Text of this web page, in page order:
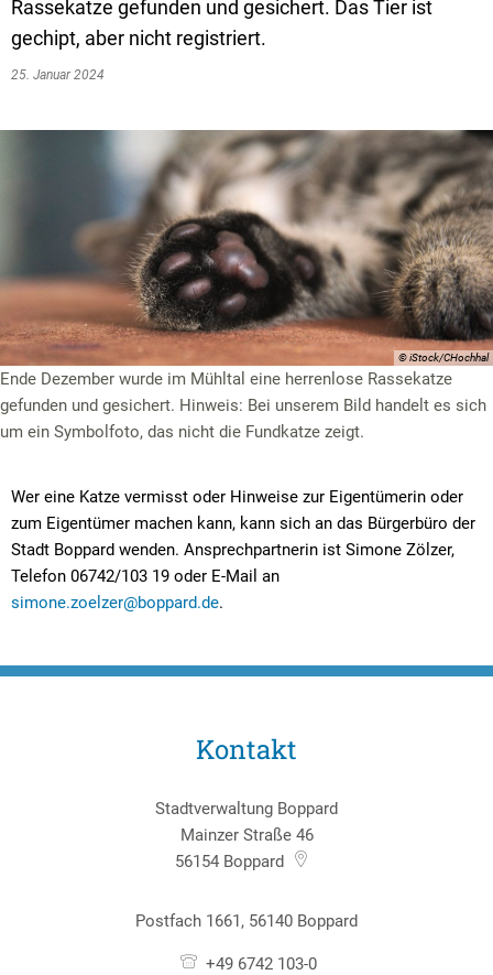
Livestream Sitzungen auf Youtube
Baugrundstücke
Wiederkehrende Straßenausbaubeiträge
Gewerbe-Anmeldung/Ummeldung/
Gewerberegisterauskunft
Grundsteuerreform
Haushaltsplan
Satzungen und Richtlinien
Vereine und
Bücher-Shop
Anlegezeiten
Rassekatze gefunden und gesichert. Das Tier ist
gechipt, aber nicht registriert.
25. Januar 2024
© iStock/CHochhal
Ende Dezember wurde im Mühltal eine herrenlose Rassekatze
gefunden und gesichert. Hinweis: Bei unserem Bild handelt es sich
um ein Symbolfoto, das nicht die Fundkatze zeigt.
Wer eine Katze vermisst oder Hinweise zur Eigentümerin oder
zum Eigentümer machen kann, kann sich an das Bürgerbüro der
Stadt Boppard wenden. Ansprechpartnerin ist Simone Zölzer,
Telefon 06742/103 19 oder E-Mail an
simone.zoelzer@boppard.de.
Kontakt
Stadtverwaltung Boppard
Mainzer Straße 46
56154 Boppard
Postfach 1661, 56140 Boppard
+49 6742 103-0